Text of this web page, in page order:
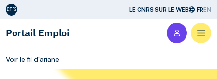
Aller au contenu LE CNRS SUR LE WEB FREN
Portail Emploi
Voir le fil d'ariane